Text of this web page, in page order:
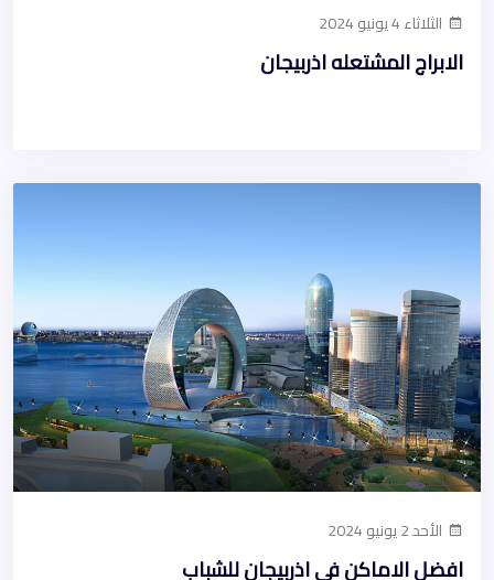
الثلاثاء 4 يونيو 2024
الابراج المشتعله اذربيجان
الأحد 2 يونيو 2024
افضل الاماكن في اذربيجان للشباب